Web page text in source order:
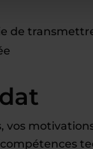
de